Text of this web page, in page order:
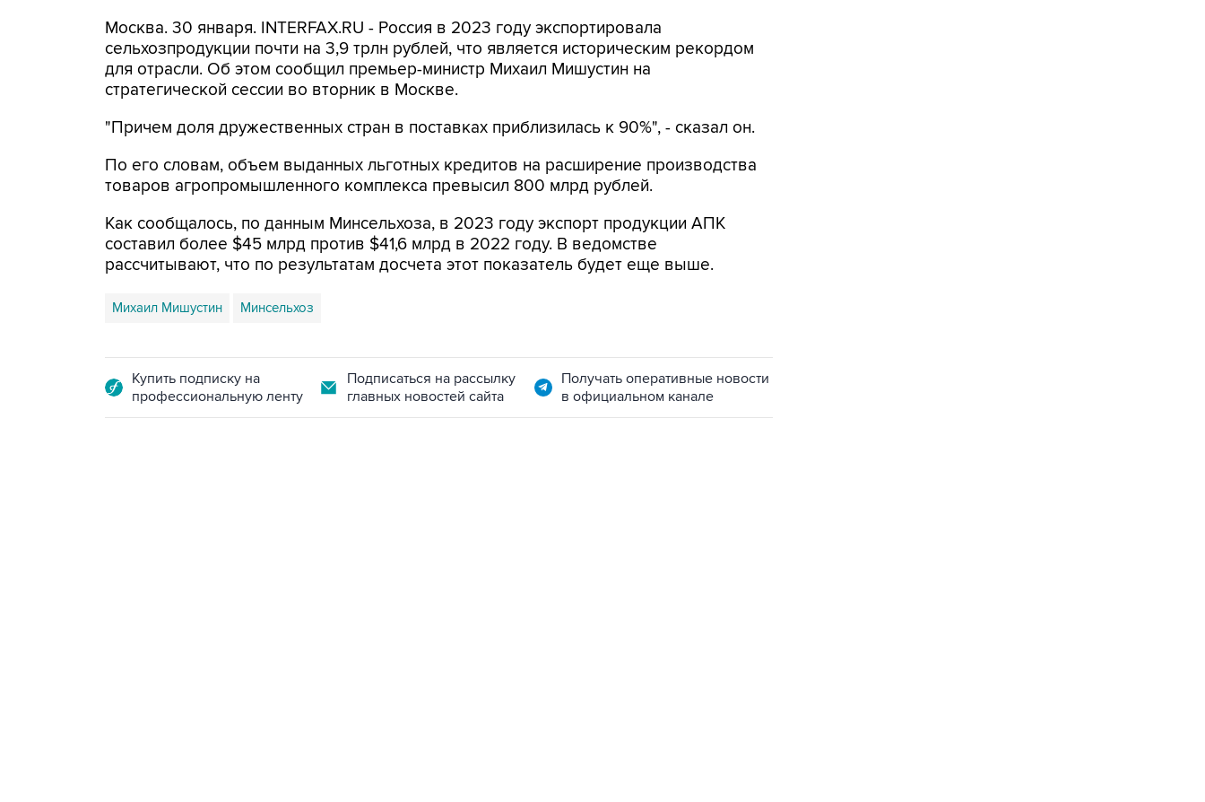
Москва. 30 января. INTERFAX.RU - Россия в 2023 году экспортировала
сельхозпродукции почти на 3,9 трлн рублей, что является историческим рекордом
для отрасли. Об этом сообщил премьер-министр Михаил Мишустин на
стратегической сессии во вторник в Москве.
"Причем доля дружественных стран в поставках приблизилась к 90%", - сказал он.
По его словам, объем выданных льготных кредитов на расширение производства
товаров агропромышленного комплекса превысил 800 млрд рублей.
Как сообщалось, по данным Минсельхоза, в 2023 году экспорт продукции АПК
составил более $45 млрд против $41,6 млрд в 2022 году. В ведомстве
рассчитывают, что по результатам досчета этот показатель будет еще выше.
Михаил Мишустин Минсельхоз
Купить подписку на
профессиональную ленту
Подписаться на рассылку
главных новостей сайта
Получать оперативные новости
в официальном канале